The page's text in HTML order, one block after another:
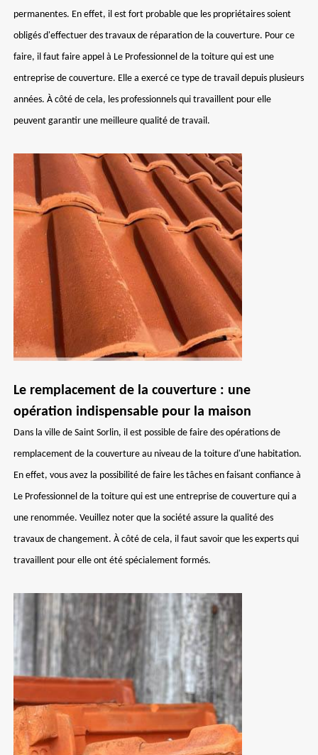
permanentes. En effet, il est fort probable que les propriétaires soient
obligés d'effectuer des travaux de réparation de la couverture. Pour ce
faire, il faut faire appel à Le Professionnel de la toiture qui est une
entreprise de couverture. Elle a exercé ce type de travail depuis plusieurs
années. À côté de cela, les professionnels qui travaillent pour elle
peuvent garantir une meilleure qualité de travail.
Le remplacement de la couverture : une
opération indispensable pour la maison
Dans la ville de Saint Sorlin, il est possible de faire des opérations de
remplacement de la couverture au niveau de la toiture d'une habitation.
En effet, vous avez la possibilité de faire les tâches en faisant confiance à
Le Professionnel de la toiture qui est une entreprise de couverture qui a
une renommée. Veuillez noter que la société assure la qualité des
travaux de changement. À côté de cela, il faut savoir que les experts qui
travaillent pour elle ont été spécialement formés.